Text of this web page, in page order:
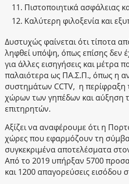
Πιστοποιητικά ασφάλειας
Καλύτερη φιλοξενία και
Δυστυχώς φαίνεται ότι τίποτα
ληφθεί υπόψη, όπως επίσης δεν
για άλλες εισηγήσεις και μέτρα
παλαιότερα ως ΠΑ.Σ.Π., όπως η
συστημάτων CCTV, η περίφραξη
χώρων των γηπέδων και αύξηση
επιτηρητών.
Αξίζει να αναφέρουμε ότι η
χώρες που εφαρμόζουν τη
συγκεκριμένα αποτελέσματα
Από το 2019 υπήρξαν 5700
και 1200 απαγορεύσεις εισόδου